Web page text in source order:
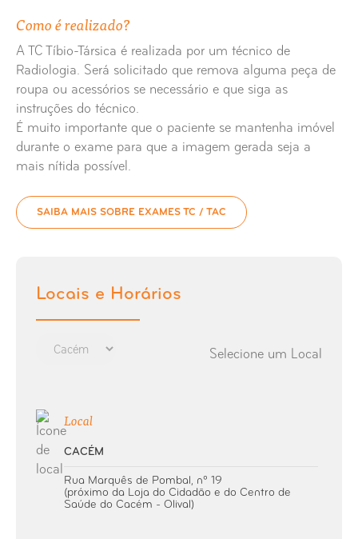
TC / TAC Coluna Coccígea
TC / TAC Coluna Dorsal
TC / TAC Coluna Lombar
TC / TAC Coluna Sagrada
TC / TAC Dental Scan
TC / TAC Faringe
TC / TAC Joelho
Como é realizado?
A TC Tíbio-Társica é realizada por um técnico de
Radiologia. Será solicitado que remova alguma peça de
roupa ou acessórios se necessário e que siga as
instruções do técnico.
É muito importante que o paciente se mantenha imóvel
durante o exame para que a imagem gerada seja a
mais nítida possível.
SAIBA MAIS SOBRE EXAMES TC / TAC
Locais e Horários
Selecione um Local
Local
CACÉM
Rua Marquês de Pombal, nº 19
(próximo da Loja do Cidadão e do Centro de
Saúde do Cacém - Olival)